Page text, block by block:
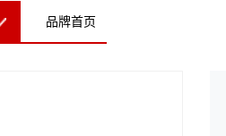
品牌首页